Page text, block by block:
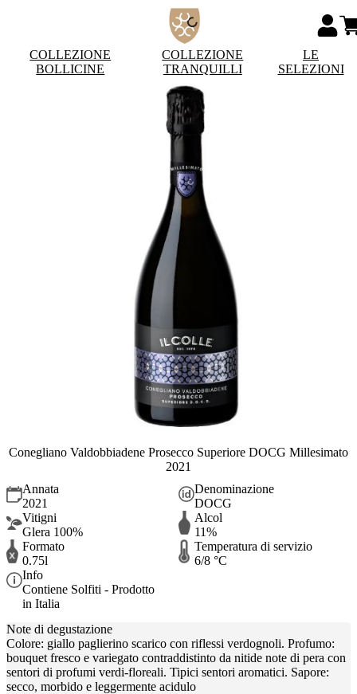
COLLEZIONE
BOLLICINE
COLLEZIONE
TRANQUILLI
LE
SELEZIONI
Conegliano Valdobbiadene Prosecco Superiore DOCG Millesimato
2021
Annata
2021
Denominazione
DOCG
Vitigni
Glera 100%
Alcol
11%
Formato
0.75l
Temperatura di servizio
6/8 °C
Info
Contiene Solfiti - Prodotto
in Italia
Note di degustazione
Colore: giallo paglierino scarico con riflessi verdognoli. Profumo:
bouquet fresco e variegato contraddistinto da nitide note di pera con
sentori di profumi verdi-floreali. Tipici sentori aromatici. Sapore:
secco, morbido e leggermente acidulo